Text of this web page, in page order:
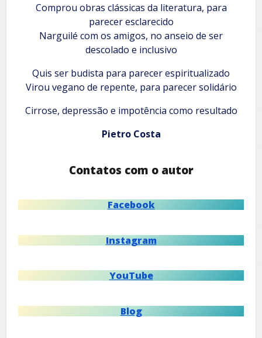
Comprou obras clássicas da literatura, para
parecer esclarecido
Narguilé com os amigos, no anseio de ser
descolado e inclusivo
Quis ser budista para parecer espiritualizado
Virou vegano de repente, para parecer solidário
Cirrose, depressão e impotência como resultado
Pietro Costa
Contatos com o autor
Facebook
Instagram
YouTube
Blog